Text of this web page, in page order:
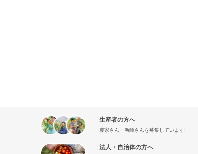
生産者の方へ
農家さん・漁師さんを募集しています!
法人・自治体の方へ